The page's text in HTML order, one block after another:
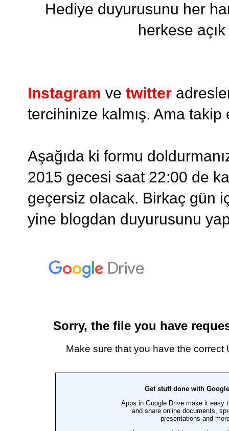
Hediye duyurusunu her
herkese
Instagram ve twitter
tercihinize kalmış. Ama
Aşağıda ki formu
2015 gecesi saat 22:00 de
geçersiz olacak. Birkaç gün
yine blogdan duyurusunu